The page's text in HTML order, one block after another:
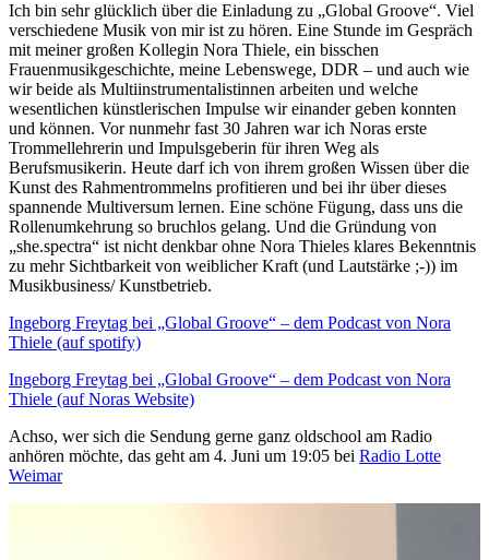
Ich bin sehr glücklich über die Einladung zu „Global Groove“. Viel
verschiedene Musik von mir ist zu hören. Eine Stunde im Gespräch
mit meiner großen Kollegin Nora Thiele, ein bisschen
Frauenmusikgeschichte, meine Lebenswege, DDR – und auch wie
wir beide als Multiinstrumentalistinnen arbeiten und welche
wesentlichen künstlerischen Impulse wir einander geben konnten
und können. Vor nunmehr fast 30 Jahren war ich Noras erste
Trommellehrerin und Impulsgeberin für ihren Weg als
Berufsmusikerin. Heute darf ich von ihrem großen Wissen über die
Kunst des Rahmentrommelns profitieren und bei ihr über dieses
spannende Multiversum lernen. Eine schöne Fügung, dass uns die
Rollenumkehrung so bruchlos gelang. Und die Gründung von
„she.spectra“ ist nicht denkbar ohne Nora Thieles klares Bekenntnis
zu mehr Sichtbarkeit von weiblicher Kraft (und Lautstärke ;-)) im
Musikbusiness/ Kunstbetrieb.
Ingeborg Freytag bei „Global Groove“ – dem Podcast von Nora
Thiele (auf spotify)
Ingeborg Freytag bei „Global Groove“ – dem Podcast von Nora
Thiele (auf Noras Website)
Achso, wer sich die Sendung gerne ganz oldschool am Radio
anhören möchte, das geht am 4. Juni um 19:05 bei Radio Lotte
Weimar